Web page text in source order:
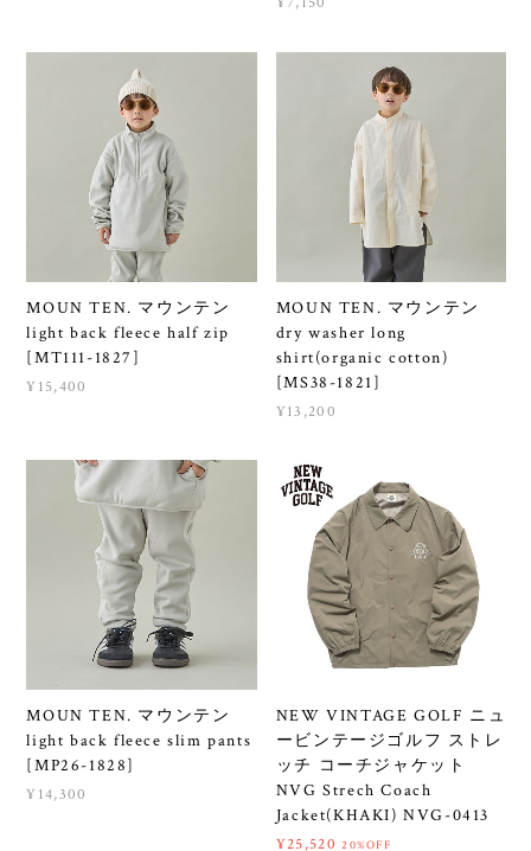
MOUN TEN. マウンテン
light back fleece half zip
[MT111-1827]
¥15,400
MOUN TEN. マウンテン
dry washer long
shirt(organic cotton)
[MS38-1821]
¥13,200
MOUN TEN. マウンテン
light back fleece slim pants
[MP26-1828]
¥14,300
NEW VINTAGE GOLF ニュ
ービンテージゴルフ ストレ
ッチ コーチジャケット
NVG Strech Coach
Jacket(KHAKI) NVG-0413
¥25,520 20%OFF